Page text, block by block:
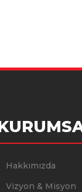
Hakkımızda
Vizyon & Misyon